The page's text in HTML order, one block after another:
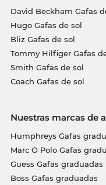
David Beckham Gafas
Hugo Gafas de sol
Bliz Gafas de sol
Tommy Hilfiger Gafas
Smith Gafas de sol
Coach Gafas de sol
Nuestras marcas de
Humphreys Gafas
Marc O Polo Gafas
Guess Gafas graduadas
Boss Gafas graduadas